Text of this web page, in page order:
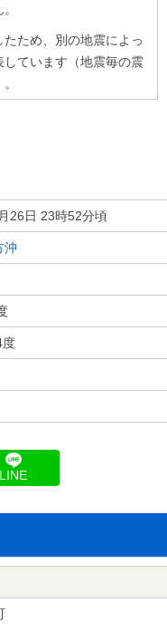
ため、別の地震によっ
ています（地震毎の震
26日 23時52分頃
沖
度
LINE